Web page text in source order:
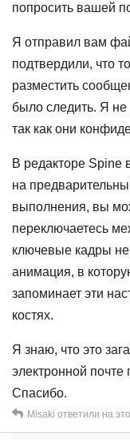
попросить вашей
Я отправил вам
подтвердили, что
разместить
было следить. Я
так как они
В редакторе Spine
на
выполнения, вы
переключаетесь
ключевые кадры не
анимация, в
запоминает эти
костях.
Я знаю, что это
электронной почте
Спасибо.
Misaki ответили на